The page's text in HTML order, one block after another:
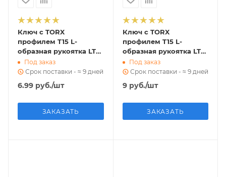
Ключ с TORX
профилем T15 L-
образная рукоятка LT15
ri.304.90
Под заказ
Срок поставки - ≈ 9 дней
6.99 руб./шт
ЗАКАЗАТЬ
Ключ с TORX
профилем T15 L-
образная рукоятка LT15
ri.240.123
Под заказ
Срок поставки - ≈ 9 дней
9руб./шт
ЗАКАЗАТЬ